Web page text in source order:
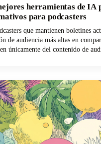
herramientas de IA
para podcasters
que mantienen boletines
de audiencia más altas en
únicamente del contenido de
en múltiples plataformas.